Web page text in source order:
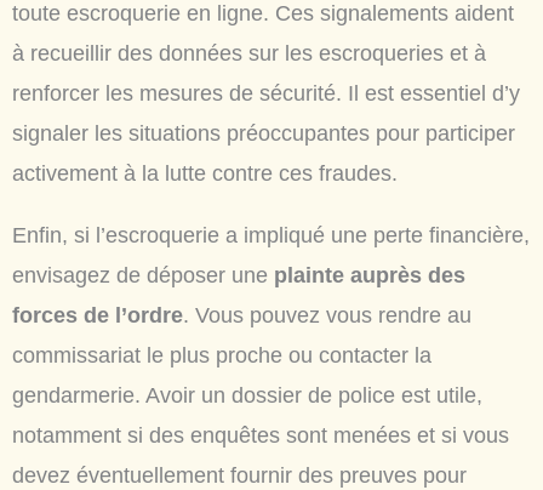
toute escroquerie en ligne. Ces signalements aident
à recueillir des données sur les escroqueries et à
renforcer les mesures de sécurité. Il est essentiel d’y
signaler les situations préoccupantes pour participer
activement à la lutte contre ces fraudes.
Enfin, si l’escroquerie a impliqué une perte financière,
envisagez de déposer une plainte auprès des
forces de l’ordre. Vous pouvez vous rendre au
commissariat le plus proche ou contacter la
gendarmerie. Avoir un dossier de police est utile,
notamment si des enquêtes sont menées et si vous
devez éventuellement fournir des preuves pour